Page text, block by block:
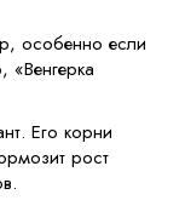
особенно если
«Венгерка
Его корни
рост